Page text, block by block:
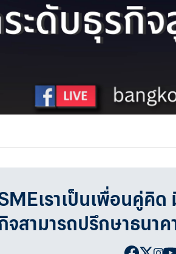
เราเป็นเพื่อนคู่คิด
จสามารถปรึกษาธนา